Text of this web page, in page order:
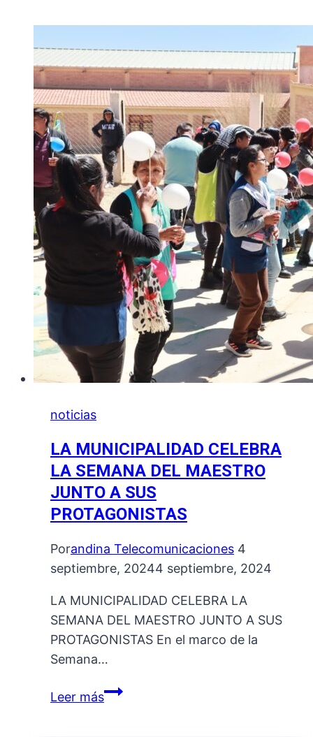
LA
ESCUELA
DE
FRONTERA
N°1
«DR.
MANUEL
BELGRANO»:
JORNADA
DE
FORESTACIÓN
noticias
LA MUNICIPALIDAD CELEBRA
LA SEMANA DEL MAESTRO
JUNTO A SUS
PROTAGONISTAS
Porandina Telecomunicaciones 4
septiembre, 20244 septiembre, 2024
LA MUNICIPALIDAD CELEBRA LA
SEMANA DEL MAESTRO JUNTO A SUS
PROTAGONISTAS En el marco de la
Semana…
Leer másLA